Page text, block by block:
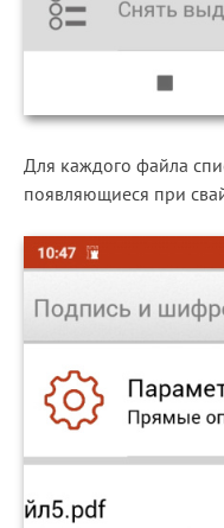
Для каждого файла
появляющиеся при